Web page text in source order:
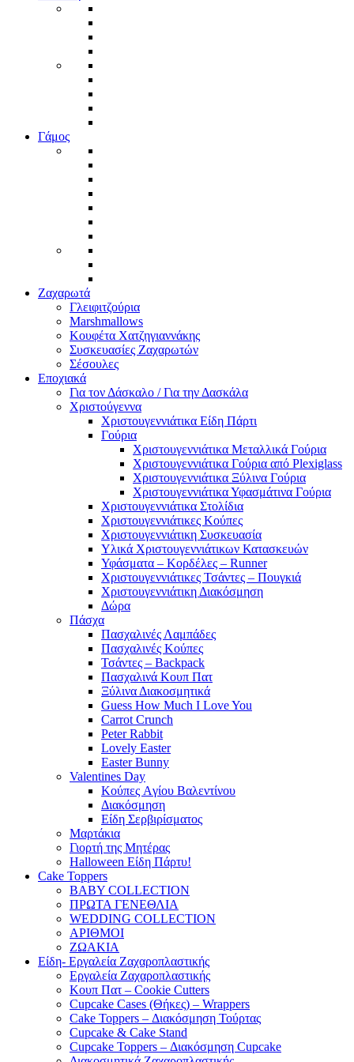
Γάμος
Ζαχαρωτά
Γλειφιτζούρια
Marshmallows
Κουφέτα Χατζηγιαννάκης
Συσκευασίες Ζαχαρωτών
Σέσουλες
Εποχιακά
Για τον Δάσκαλο / Για την Δασκάλα
Χριστούγεννα
Χριστουγεννιάτικα Είδη Πάρτι
Γούρια
Χριστουγεννιάτικα Μεταλλικά Γούρια
Χριστουγεννιάτικα Γούρια από Plexiglass
Χριστουγεννιάτικα Ξύλινα Γούρια
Χριστουγεννιάτικα Υφασμάτινα Γούρια
Χριστουγεννιάτικα Στολίδια
Χριστουγεννιάτικες Κούπες
Χριστουγεννιάτικη Συσκευασία
Υλικά Χριστουγεννιάτικων Κατασκευών
Υφάσματα – Κορδέλες – Runner
Χριστουγεννιάτικες Τσάντες – Πουγκιά
Χριστουγεννιάτικη Διακόσμηση
Δώρα
Πάσχα
Πασχαλινές Λαμπάδες
Πασχαλινές Κούπες
Τσάντες – Backpack
Πασχαλινά Κουπ Πατ
Ξύλινα Διακοσμητικά
Guess How Much I Love You
Carrot Crunch
Peter Rabbit
Lovely Easter
Easter Bunny
Valentines Day
Κούπες Aγίου Βαλεντίνου
Διακόσμηση
Είδη Σερβιρίσματος
Μαρτάκια
Γιορτή της Μητέρας
Halloween Είδη Πάρτυ!
Cake Toppers
BABY COLLECTION
ΠΡΩΤΑ ΓΕΝΕΘΛΙΑ
WEDDING COLLECTION
ΑΡΙΘΜΟΙ
ΖΩΑΚΙΑ
Είδη- Εργαλεία Ζαχαροπλαστικής
Εργαλεία Ζαχαροπλαστικής
Κουπ Πατ – Cookie Cutters
Cupcake Cases (Θήκες) – Wrappers
Cake Toppers – Διακόσμηση Τούρτας
Cupcake & Cake Stand
Cupcake Toppers – Διακόσμηση Cupcake